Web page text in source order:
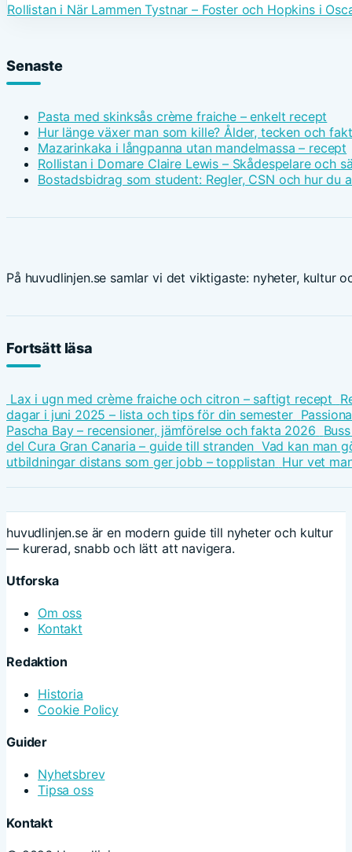
Rollistan i När Lammen Tystnar – Foster och Hopkins i
Senaste
Pasta med skinksås crème fraiche – enkelt recept
Hur länge växer man som kille? Ålder, tecken och
Mazarinkaka i långpanna utan mandelmassa – recept
Rollistan i Domare Claire Lewis – Skådespelare och
Bostadsbidrag som student: Regler, CSN och hur du
På huvudlinjen.se samlar vi det viktigaste: nyheter, kultur
Fortsätt läsa
Lax i ugn med crème fraiche och citron – saftigt recept
dagar i juni 2025 – lista och tips för din semester
Pascha Bay – recensioner, jämförelse och fakta 2026
del Cura Gran Canaria – guide till stranden Vad kan man
utbildningar distans som ger jobb – topplistan Hur vet
huvudlinjen.se är en modern guide till nyheter och kultur
— kurerad, snabb och lätt att navigera.
Utforska
Om oss
Kontakt
Redaktion
Historia
Cookie Policy
Guider
Nyhetsbrev
Tipsa oss
Kontakt